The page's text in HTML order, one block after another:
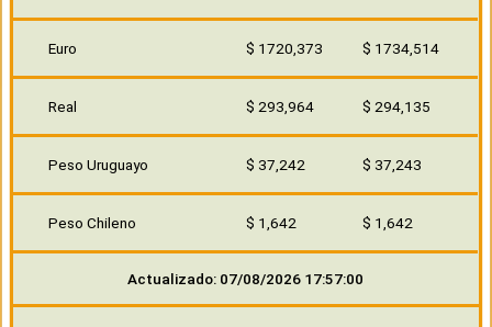
Euro $ 1720,373 $ 1734,514
Real $ 293,964 $ 294,135
Peso Uruguayo $ 37,242 $ 37,243
Peso Chileno $ 1,642 $ 1,642
Actualizado: 07/08/2026 17:57:00